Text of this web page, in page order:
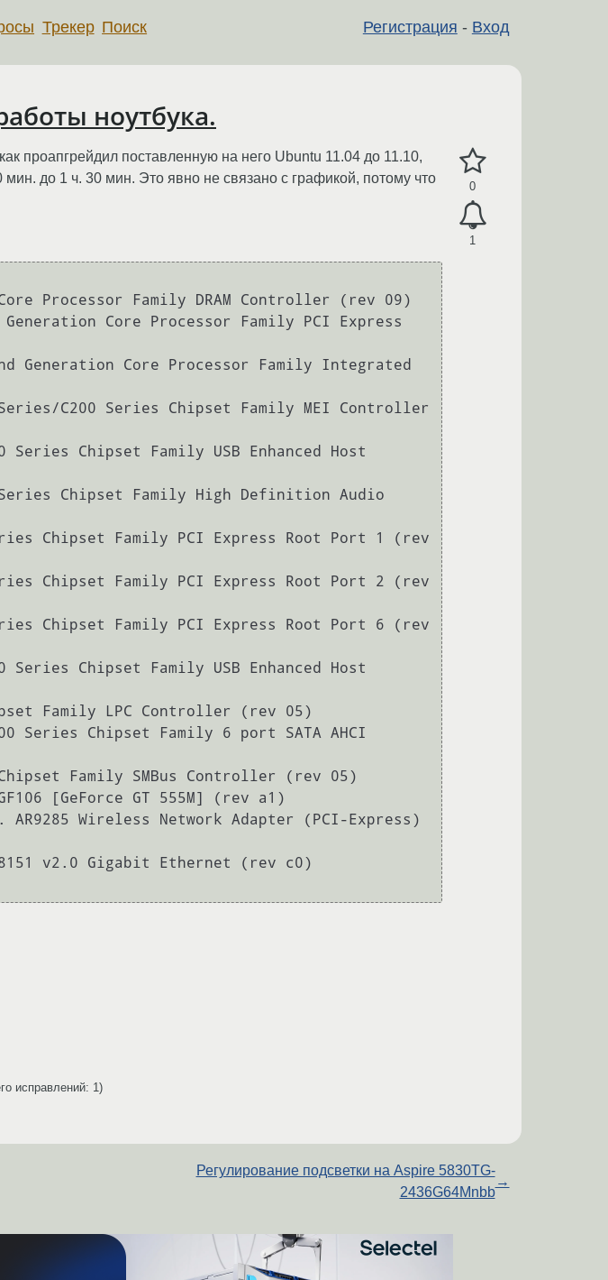
Регистрация - Вход
Трекер Поиск
ноутбука.
0
1
проапгрейдил поставленную на него Ubuntu 11.04 до 11.10,
до 1 ч. 30 мин. Это явно не связано с графикой, потому что
Processor Family DRAM Controller (rev 09)
Core Processor Family PCI Express
Core Processor Family Integrated
Chipset Family USB Enhanced Host
Chipset Family High Definition Audio
Chipset Family PCI Express Root Port 1 (rev
Chipset Family PCI Express Root Port 2 (rev
Chipset Family PCI Express Root Port 6 (rev
Chipset Family USB Enhanced Host
Family LPC Controller (rev 05)
Chipset Family 6 port SATA AHCI
Family SMBus Controller (rev 05)
[GeForce GT 555M] (rev a1)
Wireless Network Adapter (PCI-Express)
v2.0 Gigabit Ethernet (rev c0)
исправлений: 1)
Регулирование подсветки на Aspire 5830TG-
2436G64Mnbb
→